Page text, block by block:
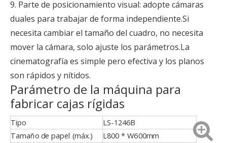
9. Parte de posicionamiento visual: adopte cámaras
duales para trabajar de forma independiente.Si
necesita cambiar el tamaño del cuadro, no necesita
mover la cámara, solo ajuste los parámetros.La
cinematografía es simple pero efectiva y los planos
son rápidos y nítidos.
Parámetro de la máquina para
fabricar cajas rígidas
Tipo LS-1246B
Tamaño de papel (máx.) L800 * W600mm